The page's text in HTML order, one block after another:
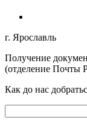
г. Ярославль
Получение
(отделение Почты
Как до нас